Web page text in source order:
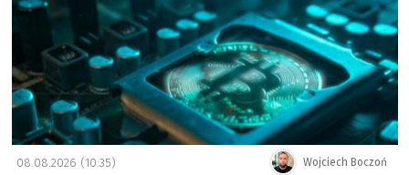
Wojciech Boczoń
08.08.2026 (10:35)